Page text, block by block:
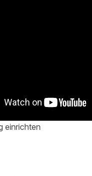
einrichten